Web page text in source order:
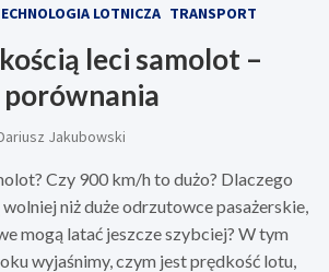
LOTNICZA TRANSPORT
leci samolot –
porównania
Jakubowski
Czy 900 km/h to dużo? Dlaczego
niż duże odrzutowce pasażerskie,
mogą latać jeszcze szybciej? W tym
wyjaśnimy, czym jest prędkość lotu,